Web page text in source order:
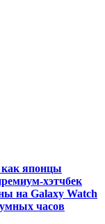
японцы
хэтчбек
на Galaxy Watch
часов